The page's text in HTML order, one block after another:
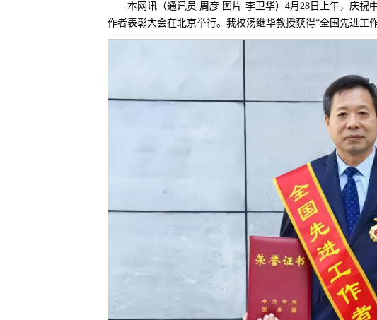
本网讯（通讯员 周彦 图片 李卫华）4月28日上午，庆祝
作者表彰大会在北京举行。我校汤继华教授获得“全国先进工